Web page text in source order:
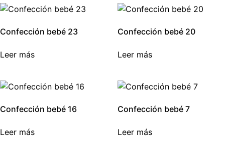
Confección bebé 23
Leer más
Confección bebé 20
Leer más
Confección bebé 16
Leer más
Confección bebé 7
Leer más